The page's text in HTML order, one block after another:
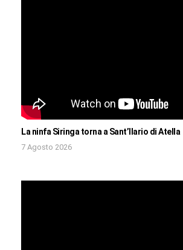
La ninfa Siringa torna a Sant’Ilario di Atella
7 Agosto 2026